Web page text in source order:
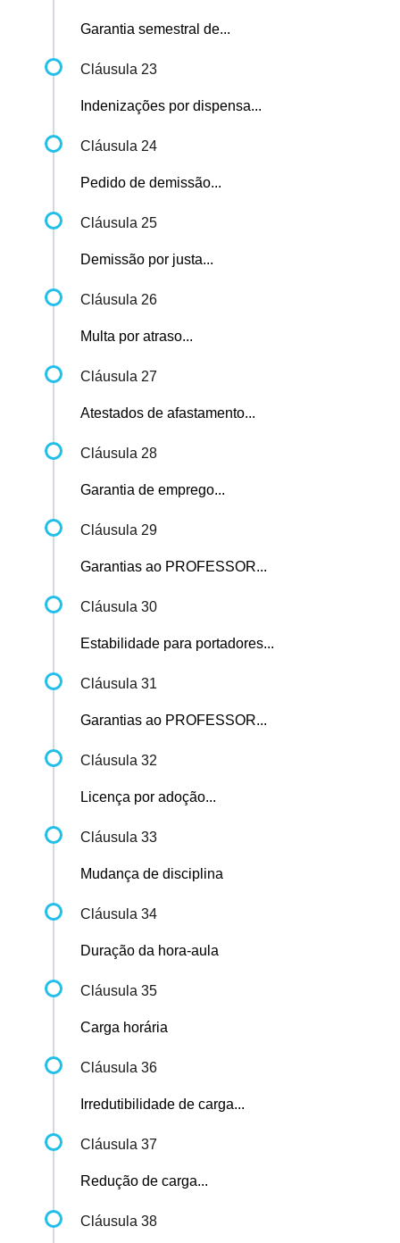
Garantia semestral de...
Cláusula 23
Indenizações por dispensa...
Cláusula 24
Pedido de demissão...
Cláusula 25
Demissão por justa...
Cláusula 26
Multa por atraso...
Cláusula 27
Atestados de afastamento...
Cláusula 28
Garantia de emprego...
Cláusula 29
Garantias ao PROFESSOR...
Cláusula 30
Estabilidade para portadores...
Cláusula 31
Garantias ao PROFESSOR...
Cláusula 32
Licença por adoção...
Cláusula 33
Mudança de disciplina
Cláusula 34
Duração da hora-aula
Cláusula 35
Carga horária
Cláusula 36
Irredutibilidade de carga...
Cláusula 37
Redução de carga...
Cláusula 38